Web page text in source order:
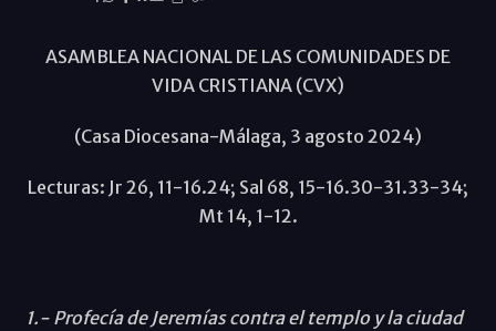
ASAMBLEA NACIONAL DE LAS COMUNIDADES DE
VIDA CRISTIANA (CVX)
(Casa Diocesana-Málaga, 3 agosto 2024)
Lecturas: Jr 26, 11-16.24; Sal 68, 15-16.30-31.33-34;
Mt 14, 1-12.
1.- Profecía de Jeremías contra el templo y la ciudad